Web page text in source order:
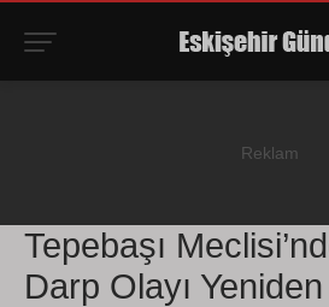
Tepebaşı
Darp Olayı